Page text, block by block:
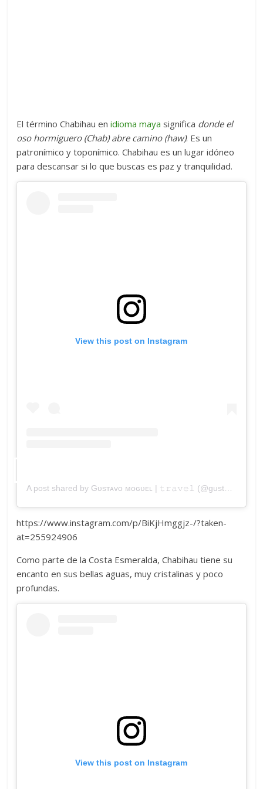
El término Chabihau enidioma maya significa donde el
oso hormiguero (Chab) abre camino (haw). Es un
patronímico y toponímico. Chabihau es un lugar idóneo
para descansar si lo que buscas es paz y tranquilidad.
View this post on Instagram
A post shared by Gᴜsᴛᴀᴠᴏ ᴍᴏɢᴜᴇʟ | 𝚝𝚛𝚊𝚟𝚎𝚕 (@gustavomoguel)
https://www.instagram.com/p/BiKjHmggjz-/?taken-
at=255924906
Como parte de la Costa Esmeralda, Chabihau tiene su
encanto en sus bellas aguas, muy cristalinas y poco
profundas.
View this post on Instagram